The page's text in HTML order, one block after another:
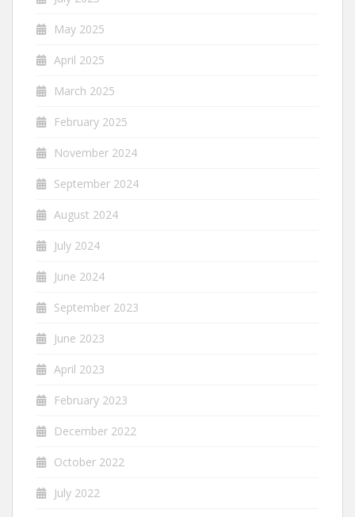
May 2025
April 2025
March 2025
February 2025
November 2024
September 2024
August 2024
July 2024
June 2024
September 2023
June 2023
April 2023
February 2023
December 2022
October 2022
July 2022